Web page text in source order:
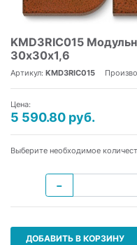
KMD3RIC015
30х30х1,6
Артикул: KMD3RIC015
Цена:
5 590.80 руб.
Выберите необходимое
−
ДОБАВИТЬ В КОРЗИНУ